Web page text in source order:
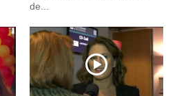
de...